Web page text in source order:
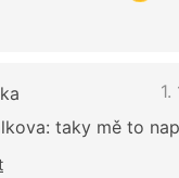
1.
taky mě to